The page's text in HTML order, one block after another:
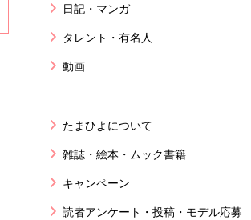
日記・マンガ
タレント・有名人
動画
たまひよについて
雑誌・絵本・ムック書籍
キャンペーン
読者アンケート・投稿・モデル応募